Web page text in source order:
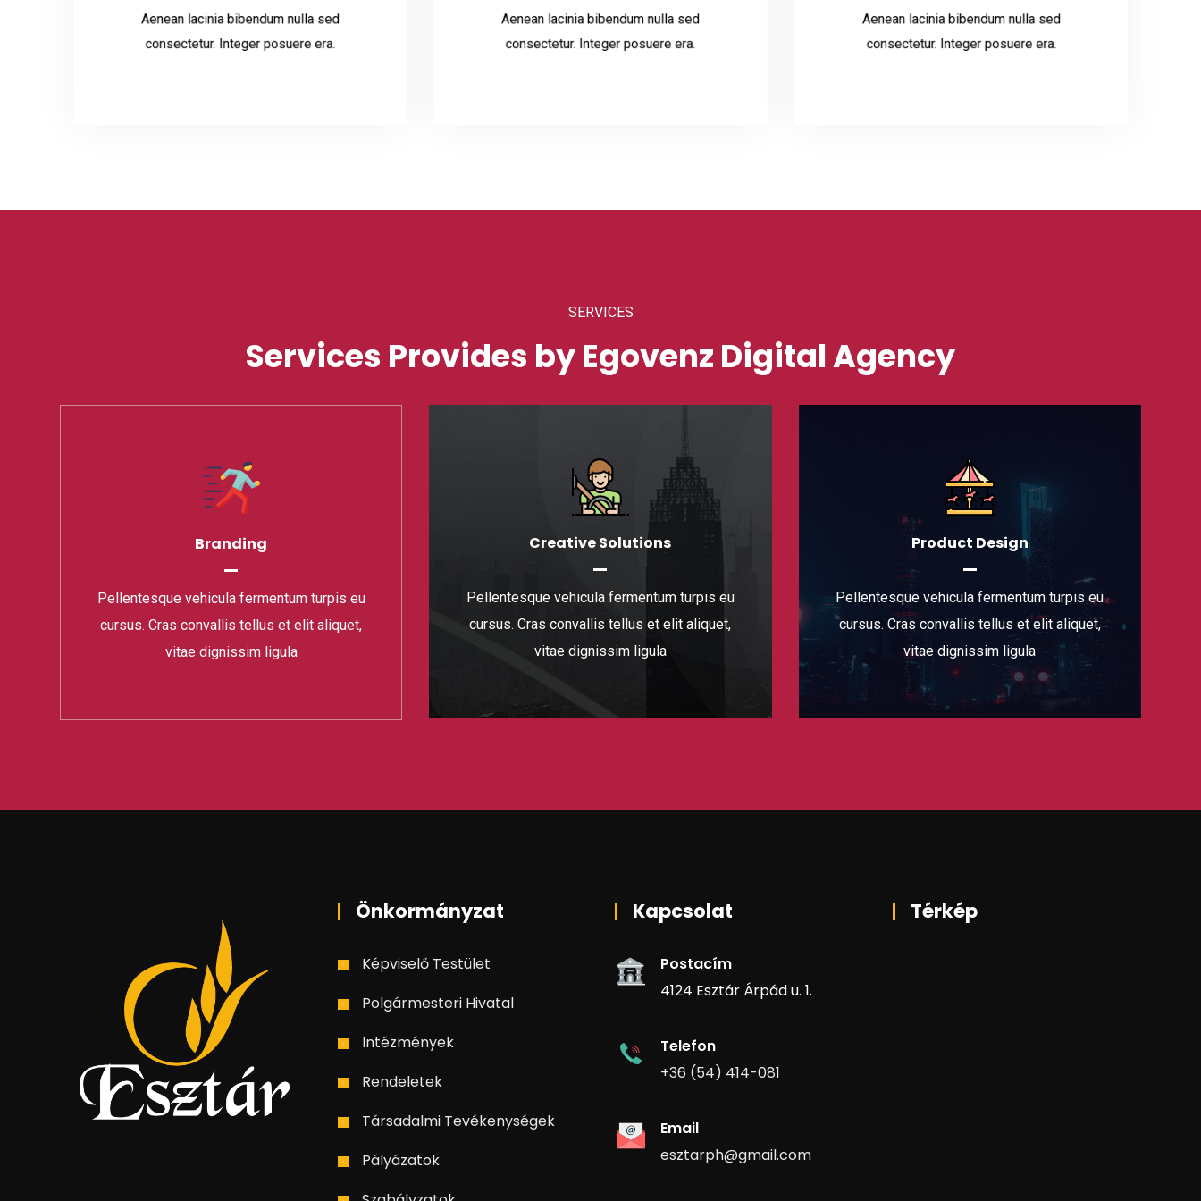
Aenean lacinia bibendum nulla sed
consectetur. Integer posuere era.
Read More
Aenean lacinia bibendum nulla sed
consectetur. Integer posuere era.
Read More
Aenean lacinia bibendum nulla sed
consectetur. Integer posuere era.
Read More
SERVICES
Services Provides by Egovenz Digital Agency
Branding
Pellentesque vehicula fermentum turpis eu
cursus. Cras convallis tellus et elit aliquet,
vitae dignissim ligula
cursus. Cras convallis tellus et elit aliquet,
Creative Solutions
Pellentesque vehicula fermentum turpis eu
cursus. Cras convallis tellus et elit aliquet,
vitae dignissim ligula
Creative Solutions
vitae dignissim ligula
Product Design
Pellentesque vehicula fermentum turpis eu
cursus. Cras convallis tellus et elit aliquet,
vitae dignissim ligula
Product Design
cursus. Cras convallis tellus et elit aliquet,
Önkormányzat
Képviselő Testület
Polgármesteri Hivatal
Intézmények
Rendeletek
Társadalmi Tevékenységek
Pályázatok
Kapcsolat
Postacím
4124 Esztár Árpád u. 1.
Telefon
+36 (54) 414-081
Email
esztarph@gmail.com
Térkép